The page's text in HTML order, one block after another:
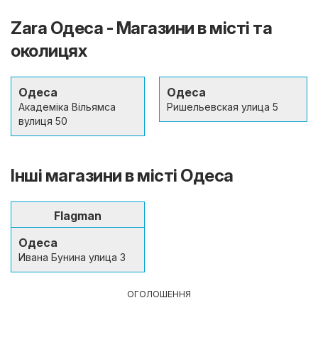
Zara Одеса - Магазини в місті та
околицях
Одеса
Академіка Вільямса
вулиця 50
Одеса
Ришельевская улица 5
Інші магазини в місті Одеса
Flagman
Одеса
Ивана Бунина улица 3
ОГОЛОШЕННЯ